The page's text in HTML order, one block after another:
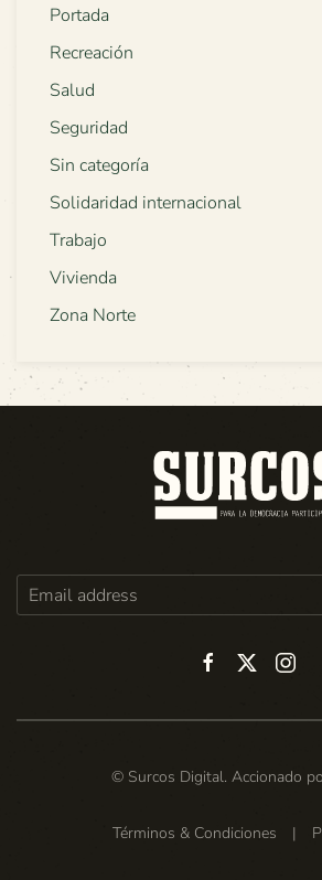
Portada
Recreación
Salud
Seguridad
Sin categoría
Solidaridad internacional
Trabajo
Vivienda
Zona Norte
© Surcos Digital. Accionado
Términos & Condiciones |